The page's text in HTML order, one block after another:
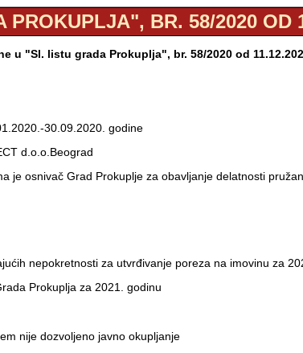
PROKUPLJA", BR. 58/2020 OD
u "Sl. listu grada Prokuplja", br. 58/2020 od
30.09.2020. godine
d.o.o.Beograd
je osnivač Grad Prokuplje za obavljanje delatnosti
nepokretnosti za utvrđivanje poreza na imovinu za
Prokuplja za 2021. godinu
nije dozvoljeno javno okupljanje